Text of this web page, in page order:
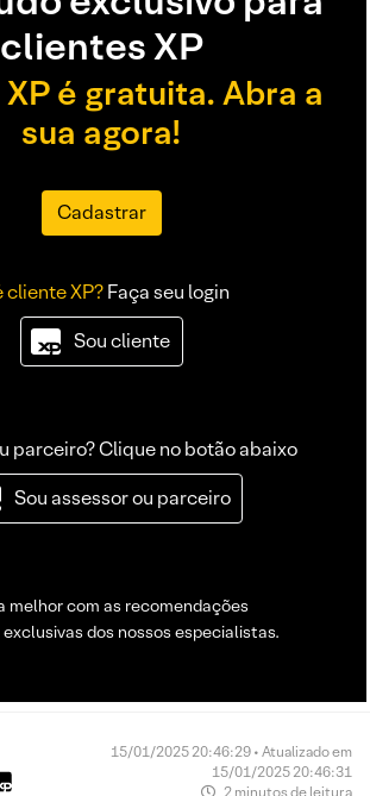
clientes XP
é gratuita. Abra a
sua agora!
Cadastrar
cliente XP?Faça seu login
Sou cliente
parceiro? Clique no botão abaixo
Sou assessor ou parceiro
melhor com as recomendações
dos nossos especialistas.
15/01/2025 20:46:29 • Atualizado em
15/01/2025 20:46:31
2 minutos de leitura